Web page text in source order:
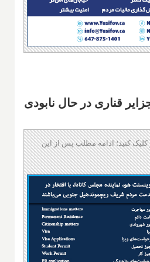
قناری در حال نابودی
کنید؛ ادامه مطلب پس از این